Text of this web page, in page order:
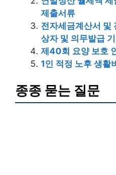
제출서류
전자세금계산서 및
상자 및 의무발급
제40회 요양 보호
1인 적정 노후 생활
종종 묻는 질문